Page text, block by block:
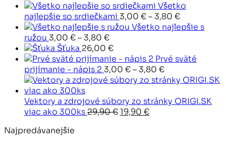
4,00 €
Všetko
najlepšie so srdiečkami 3,00 €–3,80 €Price
range:
3,80 €
Všetko najlepšie s
ružou 3,00 €–3,80 €Price
range:
3,00 €
through
3,80 €
Šťuka 26,00 €
Prvé sväté
prijímanie - nápis 2 3,00 €–3,80 €Price
range:
through
Vektory a zdrojové súbory zo stránky ORIGI.SK
viac ako 300ks29,90€Pôvodná
19,90 €Aktuálna
Najpredávanejšie